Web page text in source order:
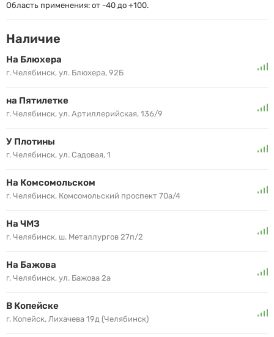
Область применения: от -40 до +100.
Наличие
На Блюхера
г. Челябинск, ул. Блюхера, 92Б
на Пятилетке
г. Челябинск, ул. Артиллерийская, 136/9
У Плотины
г. Челябинск, ул. Садовая, 1
На Комсомольском
г. Челябинск, Комсомольский проспект 70а/4
На ЧМЗ
г. Челябинск, ш. Металлургов 27п/2
На Бажова
г. Челябинск, ул. Бажова 2а
В Копейске
г. Копейск, Лихачева 19д (Челябинск)